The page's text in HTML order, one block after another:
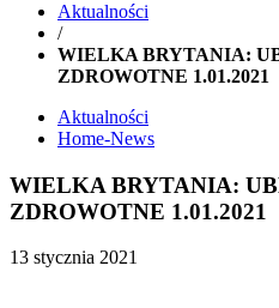
Aktualności
/
WIELKA BRYTANIA:
ZDROWOTNE 1.01.2021
Aktualności
Home-News
WIELKA BRYTANIA:
ZDROWOTNE 1.01.2021
13 stycznia 2021